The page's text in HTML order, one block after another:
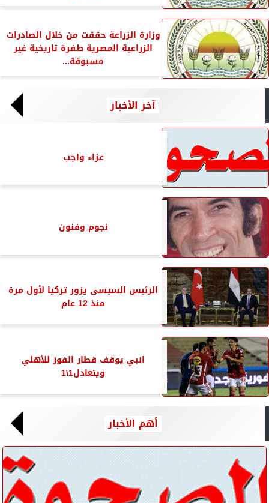
وزارة الزراعة حققت من خلال الصادرات
الزراعية المصرية طفرة تاريخية غير
مسبوقة...
آخر الأخبار
عزاء واجب
نجوم وفنون
الرئيس السيسى يزور تركيا لأول مرة
منذ 12 عام
انبي يوقف قطار الفوز للأهلي
ويتعادل1\1
أهم الأخبار